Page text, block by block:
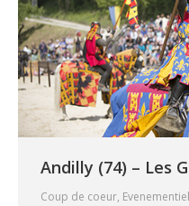
Andilly (74) – Les
Coup de coeur, Evenementiel